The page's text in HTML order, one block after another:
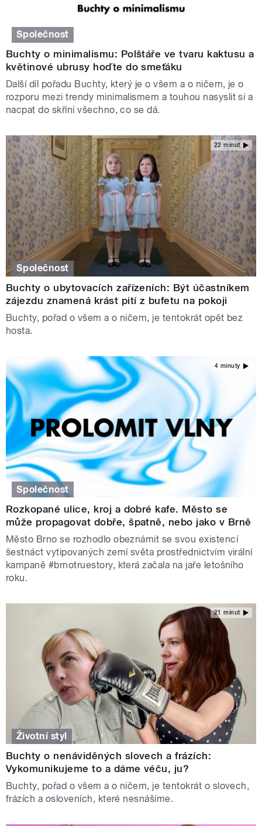
Společnost
Buchty o minimalismu: Polštáře ve tvaru kaktusu a
květinové ubrusy hoďte do smeťáku
Další díl pořadu Buchty, který je o všem a o ničem, je o
rozporu mezi trendy minimalismem a touhou nasyslit si a
nacpat do skříní všechno, co se dá.
22 minut
Společnost
Buchty o ubytovacích zařízeních: Být účastníkem
zájezdu znamená krást pití z bufetu na pokoji
Buchty, pořad o všem a o ničem, je tentokrát opět bez
hosta.
4 minuty
Společnost
Rozkopané ulice, kroj a dobré kafe. Město se
může propagovat dobře, špatně, nebo jako v Brně
Město Brno se rozhodlo obeznámit se svou existencí
šestnáct vytipovaných zemí světa prostřednictvím virální
kampaně #brnotruestory, která začala na jaře letošního
roku.
21 minut
Životní styl
Buchty o nenáviděných slovech a frázích:
Vykomunikujeme to a dáme véču, ju?
Buchty, pořad o všem a o ničem, je tentokrát o slovech,
frázích a osloveních, které nesnášíme.